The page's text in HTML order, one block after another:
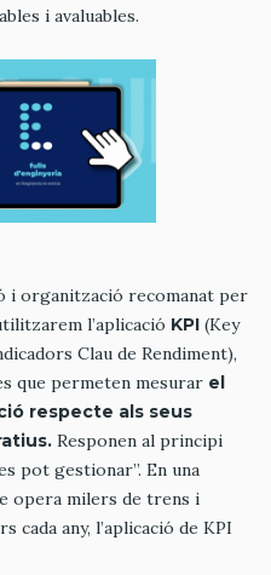
i avaluables.
i organització recomanat per
l’aplicació KPI (Key
Clau de Rendiment),
que permeten mesurar el
respecte als seus
Responen al principi
pot gestionar”. En una
opera milers de trens i
any, l’aplicació de KPI